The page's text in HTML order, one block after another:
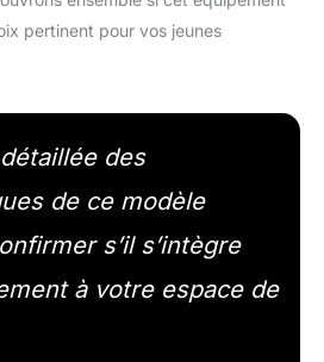
pertinent pour vos jeunes
détaillée des
de ce modèle
s’il s’intègre
à votre espace de